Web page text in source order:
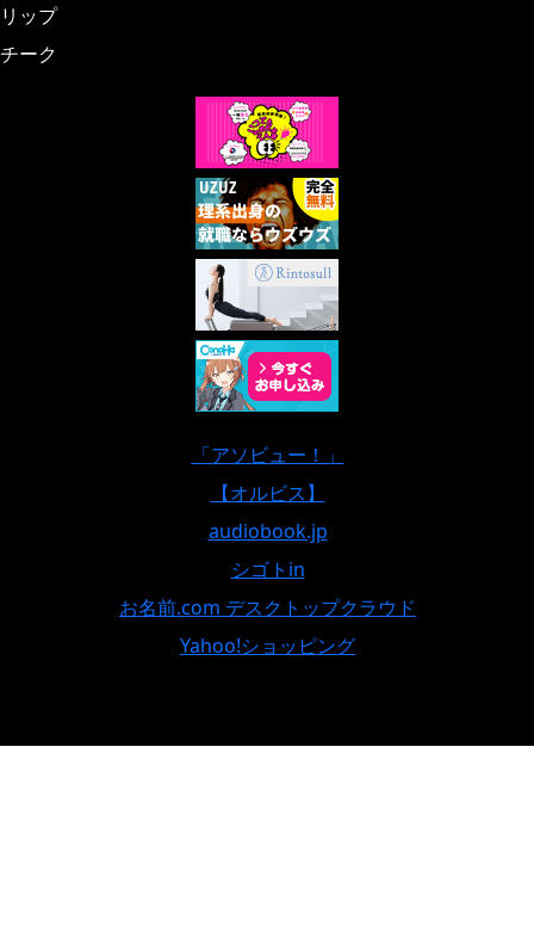
リップ
チーク
「アソビュー！」
【オルビス】
audiobook.jp
シゴトin
お名前.com デスクトップクラウド
Yahoo!ショッピング